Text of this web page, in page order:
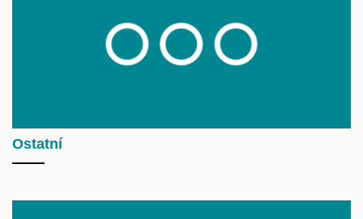
Ostatní